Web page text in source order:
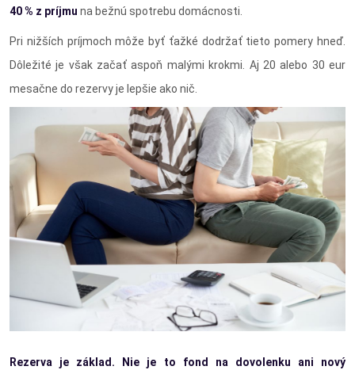
40 % z príjmu na bežnú spotrebu domácnosti.
Pri nižších príjmoch môže byť ťažké dodržať tieto pomery hneď.
Dôležité je však začať aspoň malými krokmi. Aj 20 alebo 30 eur
mesačne do rezervy je lepšie ako nič.
Rezerva je základ. Nie je to fond na dovolenku ani nový